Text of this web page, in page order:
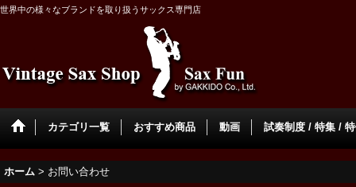
世界中の様々なブランドを取り扱うサックス専門店
カテゴリ一覧 おすすめ商品 動画 試奏制度 / 特集 /
ホーム > お問い合わせ